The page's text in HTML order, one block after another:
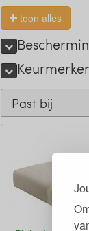
toon alles
Past bij